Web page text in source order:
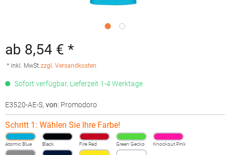
ab 8,54 € *
* inkl. MwSt.zzgl. Versandkosten
Sofort verfügbar, Lieferzeit 1-4 Werktage
E3520-AE-S, von: Promodoro
Schritt 1: Wählen Sie Ihre Farbe!
Atomic Blue Black Fire Red Green Gecko Knockout Pink